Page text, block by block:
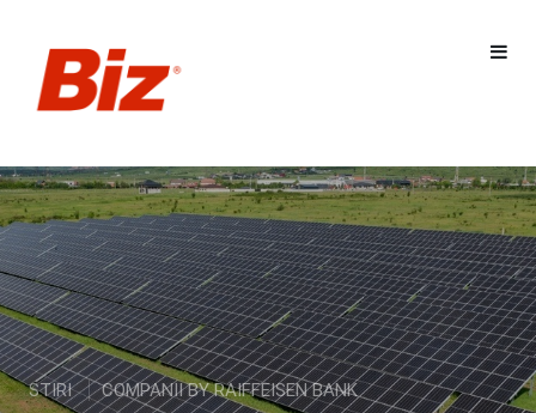
STIRI COMPANII BY RAIFFEISEN BANK